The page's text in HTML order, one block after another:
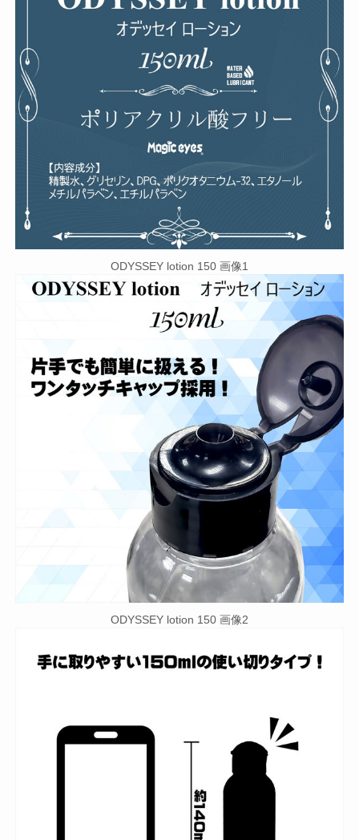
ODYSSEY lotion 150 画像1
ODYSSEY lotion 150 画像2